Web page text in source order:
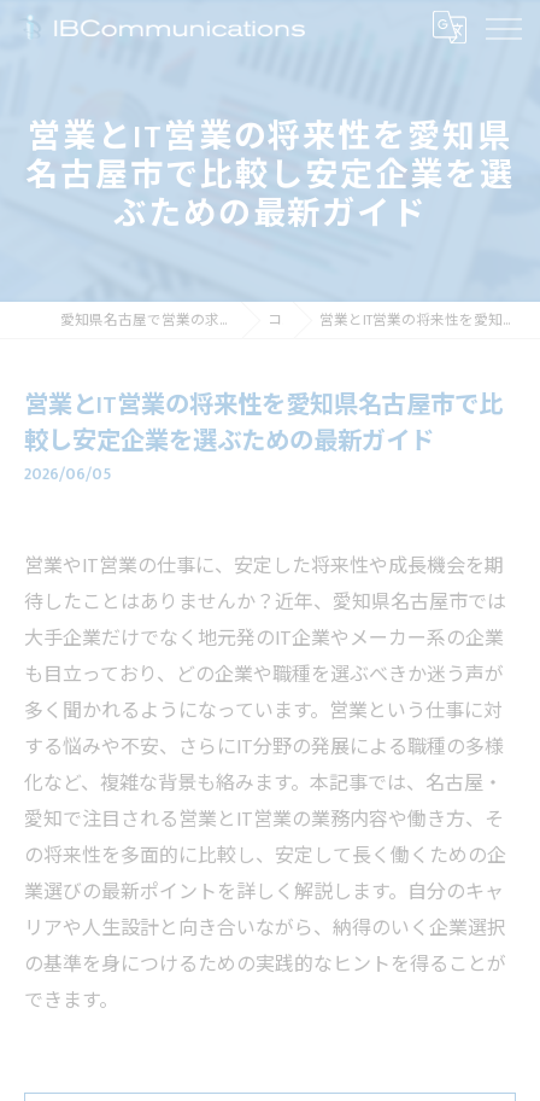
営業とIT営業の将来性を愛知県
名古屋市で比較し安定企業を選
ぶための最新ガイド
愛知県名古屋で営業の求人なら株式会社アイビーコミュニケーションズ コラム 営業とIT営業の将来性を愛知県名古屋市で比較し安定企業を選ぶための最新ガイド
営業とIT営業の将来性を愛知県名古屋市で比
較し安定企業を選ぶための最新ガイド
2026/06/05
営業やIT営業の仕事に、安定した将来性や成長機会を期
待したことはありませんか？近年、愛知県名古屋市では
大手企業だけでなく地元発のIT企業やメーカー系の企業
も目立っており、どの企業や職種を選ぶべきか迷う声が
多く聞かれるようになっています。営業という仕事に対
する悩みや不安、さらにIT分野の発展による職種の多様
化など、複雑な背景も絡みます。本記事では、名古屋・
愛知で注目される営業とIT営業の業務内容や働き方、そ
の将来性を多面的に比較し、安定して長く働くための企
業選びの最新ポイントを詳しく解説します。自分のキャ
リアや人生設計と向き合いながら、納得のいく企業選択
の基準を身につけるための実践的なヒントを得ることが
できます。